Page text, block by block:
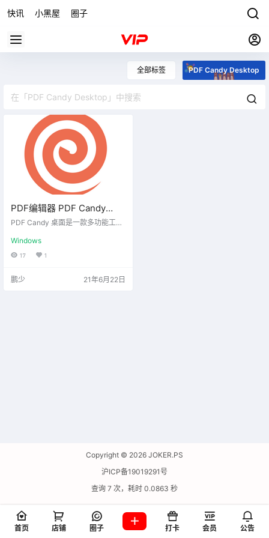
快讯 小黑屋 圈子
全部标签 PDF Candy Desktop
PDF编辑器 PDF Candy
Desktop v2.90 Pro
PDF Candy 桌面是一款多功能工
支持的格式（PDF 转 DOC、PDF
转 JPG 等）、把文档、电子书、图
辑 PDF元数据、保护 PDF、解锁受
Windows
17 1
鹏少 21年6月22日
Copyright © 2026 JOKER.PS
沪ICP备19019291号
查询 7 次，耗时 0.0863 秒
首页 店铺 圈子 打卡 会员 公告